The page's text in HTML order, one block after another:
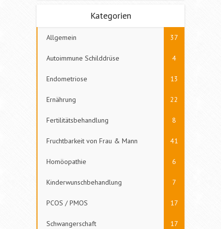
Kategorien
Allgemein 37
Autoimmune Schilddrüse 4
Endometriose 13
Ernährung 22
Fertilitätsbehandlung 8
Fruchtbarkeit von Frau & Mann 41
Homöopathie 6
Kinderwunschbehandlung 7
PCOS / PMOS 17
Schwangerschaft 17